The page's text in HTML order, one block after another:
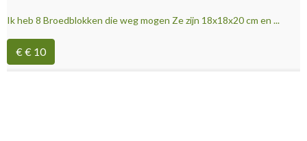
Ik heb 8 Broedblokken die weg mogen Ze zijn 18x18x20 cm en ...
€ € 10